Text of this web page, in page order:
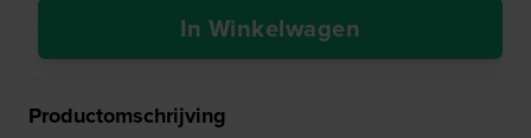
In Winkelwagen
Productomschrijving